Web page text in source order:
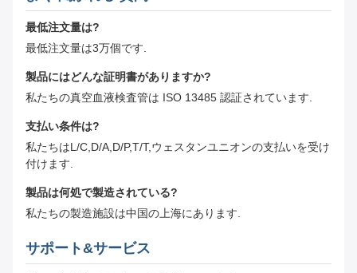
最低注文量は?
最低注文量は3万個です.
製品にはどんな証明書がありますか?
私たちの真空血液検査管は ISO 13485 認証されています.
支払い条件は?
私たちはL/C,D/A,D/P,T/T,ウェスタンユニオンの支払いを受け
付けます.
製品は何処で製造されている?
私たちの製造施設は中国の上海にあります.
サポート&サービス